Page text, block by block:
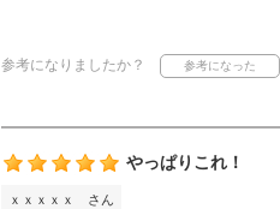
参考になりましたか？
やっぱりこれ！
ｘｘｘｘｘ さん